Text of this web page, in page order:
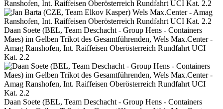
Ranshofen, Int. Raiffeisen Oberösterreich Rundfahrt UCI Kat. 2.2
Daan Soete (BEL, Team Deschacht - Group Hens - Containers
Maes) im Gelben Trikot des Gesamtführenden, Wels Max.Center -
Amag Ranshofen, Int. Raiffeisen Oberösterreich Rundfahrt UCI
Kat. 2.2
Daan Soete (BEL, Team Deschacht - Group Hens - Containers